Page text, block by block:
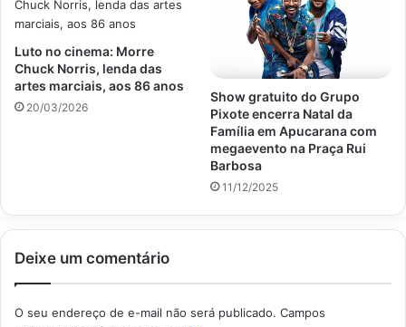
Luto no cinema: Morre
Chuck Norris, lenda das
artes marciais, aos 86 anos
20/03/2026
Show gratuito do Grupo
Pixote encerra Natal da
Família em Apucarana com
megaevento na Praça Rui
Barbosa
11/12/2025
Deixe um comentário
O seu endereço de e-mail não será publicado. Campos